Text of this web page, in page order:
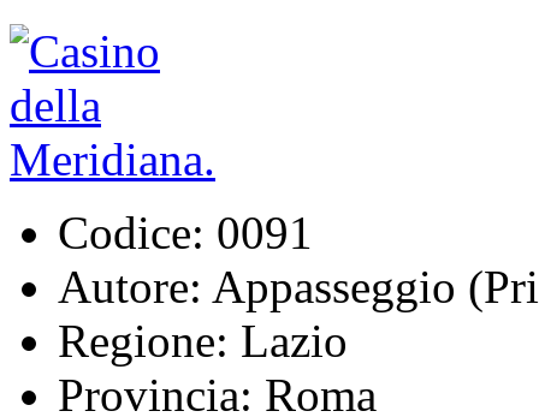
Codice: 0091
Autore: Appasseggio
Regione: Lazio
Provincia: Roma